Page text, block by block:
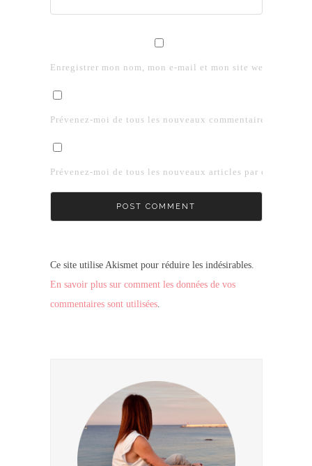
Enregistrer mon nom, mon e-mail et mon site web dans le
Prévenez-moi de tous les nouveaux commentaires par e-
Prévenez-moi de tous les nouveaux articles par e-mail.
Ce site utilise Akismet pour réduire les indésirables.
En savoir plus sur comment les données de vos
commentaires sont utilisées.